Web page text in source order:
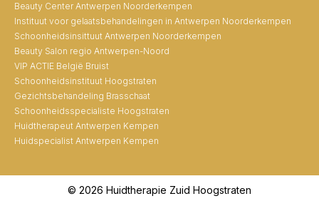
Beauty Center Antwerpen Noorderkempen
Instituut voor gelaatsbehandelingen in Antwerpen Noorderkempen
Schoonheidsinsittuut Antwerpen Noorderkempen
Beauty Salon regio Antwerpen-Noord
VIP ACTIE België Bruist
Schoonheidsinstituut Hoogstraten
Gezichtsbehandeling Brasschaat
Schoonheidsspecialiste Hoogstraten
Huidtherapeut Antwerpen Kempen
Huidspecialist Antwerpen Kempen
© 2026 Huidtherapie Zuid Hoogstraten